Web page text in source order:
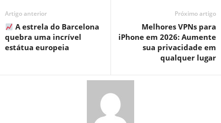
Artigo anterior
A estrela do Barcelona
quebra uma incrível
estátua europeia
Próximo artigo
Melhores VPNs para
iPhone em 2026: Aumente
sua privacidade em
qualquer lugar